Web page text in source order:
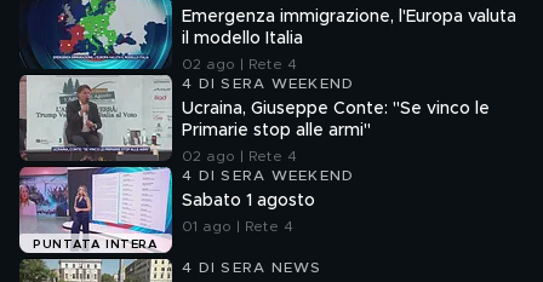
Emergenza immigrazione, l'Europa valuta
il modello Italia
02 ago | Rete 4
4 DI SERA WEEKEND
Ucraina, Giuseppe Conte: "Se vinco le
Primarie stop alle armi"
02 ago | Rete 4
PUNTATA INTERA
4 DI SERA WEEKEND
Sabato 1 agosto
01 ago | Rete 4
4 DI SERA NEWS